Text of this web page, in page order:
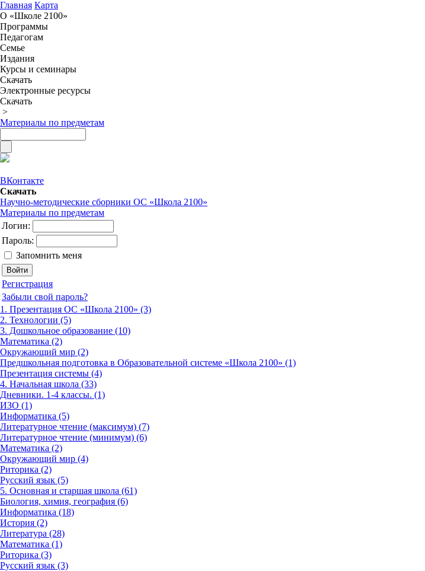
Главная Карта
О «Школе 2100»
Программы
Педагогам
Семье
Издания
Курсы и семинары
Скачать
Электронные ресурсы
Скачать
>
Материалы по предметам
ВКонтакте
Скачать
Научно-методические сборники ОС «Школа 2100»
Материалы по предметам
Логин:
Пароль:
Запомнить меня
Регистрация
Забыли свой пароль?
1. Презентация ОС «Школа 2100» (3)
2. Технологии (5)
3. Дошкольное образование (10)
Математика (2)
Окружающий мир (2)
Предшкольная подготовка в Образовательной системе «Школа 2100» (1)
Презентация системы (4)
4. Начальная школа (33)
Дневники. 1-4 классы. (1)
ИЗО (1)
Информатика (5)
Литературное чтение (максимум) (7)
Литературное чтение (минимум) (6)
Математика (2)
Окружающий мир (4)
Риторика (2)
Русский язык (5)
5. Основная и старшая школа (61)
Биология, химия, география (6)
Информатика (18)
История (2)
Литература (28)
Математика (1)
Риторика (3)
Русский язык (3)